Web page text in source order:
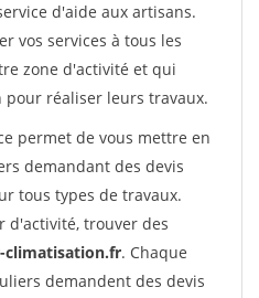
d'aide aux artisans.
vos services à tous les
zone d'activité et qui
réaliser leurs travaux.
permet de vous mettre en
demandant des devis
tous types de travaux.
d'activité, trouver des
climatisation.fr. Chaque
demandent des devis